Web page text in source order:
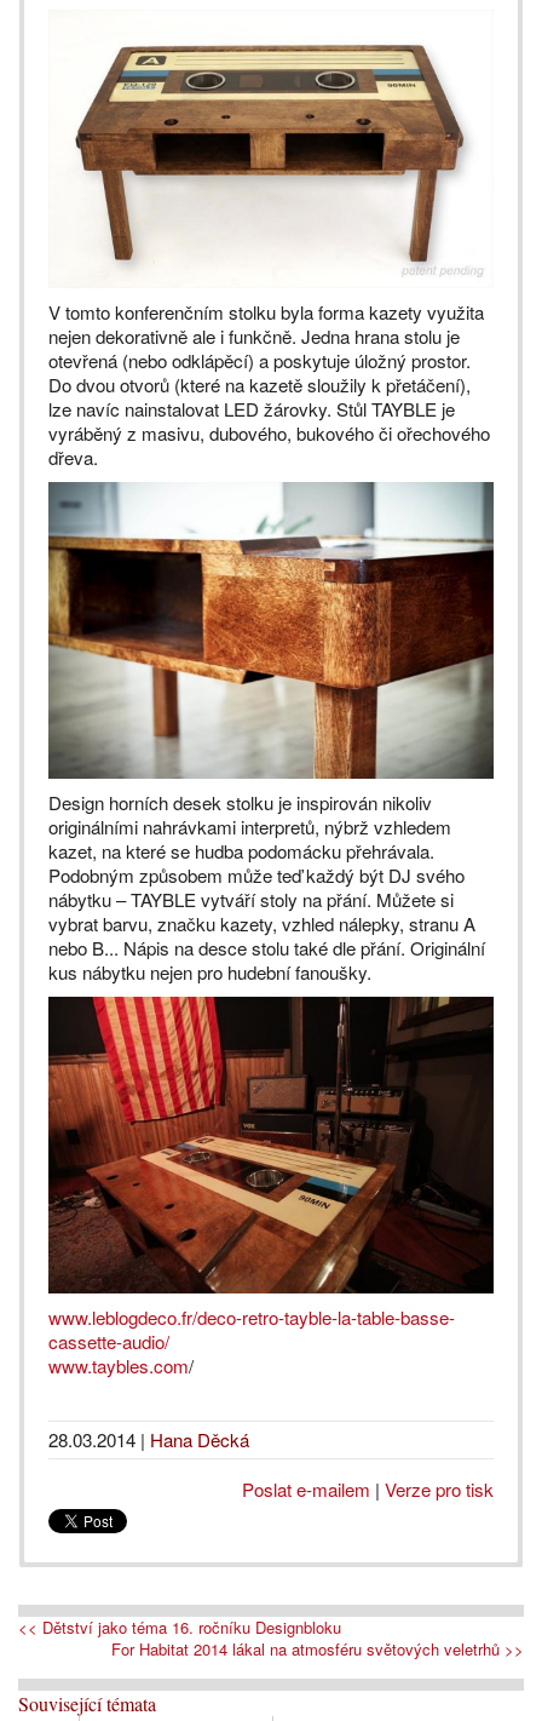
V tomto konferenčním stolku byla forma kazety využita
nejen dekorativně ale i funkčně. Jedna hrana stolu je
otevřená (nebo odklápěcí) a poskytuje úložný prostor.
Do dvou otvorů (které na kazetě sloužily k přetáčení),
lze navíc nainstalovat LED žárovky. Stůl TAYBLE je
vyráběný z masivu, dubového, bukového či ořechového
dřeva.
Design horních desek stolku je inspirován nikoliv
originálními nahrávkami interpretů, nýbrž vzhledem
kazet, na které se hudba podomácku přehrávala.
Podobným způsobem může teď každý být DJ svého
nábytku – TAYBLE vytváří stoly na přání. Můžete si
vybrat barvu, značku kazety, vzhled nálepky, stranu A
nebo B... Nápis na desce stolu také dle přání. Originální
kus nábytku nejen pro hudební fanoušky.
www.leblogdeco.fr/deco-retro-tayble-la-table-basse-
cassette-audio/
www.taybles.com/
28.03.2014 | Hana Děcká
Poslat e-mailem | Verze pro tisk
<< Dětství jako téma 16. ročníku Designbloku
For Habitat 2014 lákal na atmosféru světových veletrhů >>
Související témata